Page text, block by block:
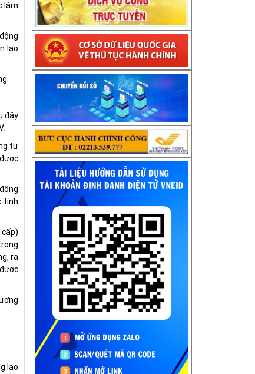
làm
lao
đây
tự
tính
ra
lao